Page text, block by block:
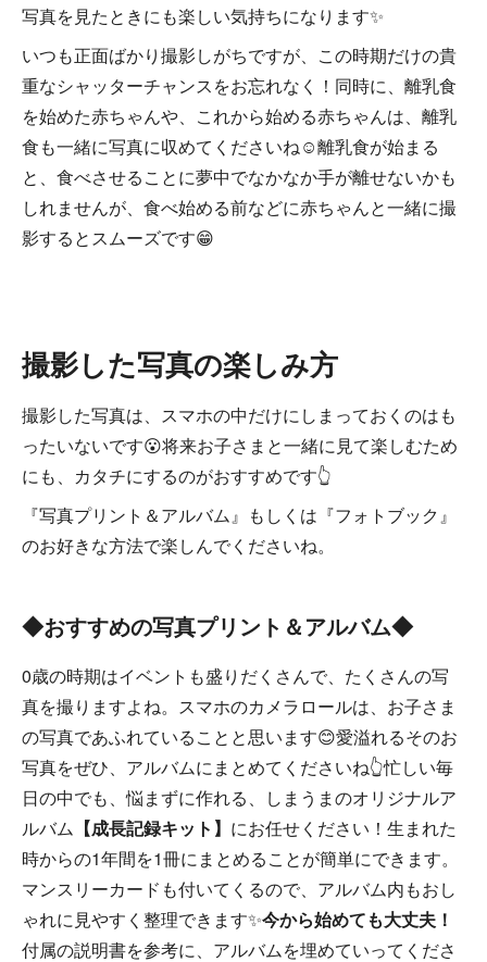
写真を見たときにも楽しい気持ちになります✨
いつも正面ばかり撮影しがちですが、この時期だけの貴
重なシャッターチャンスをお忘れなく！同時に、離乳食
を始めた赤ちゃんや、これから始める赤ちゃんは、離乳
食も一緒に写真に収めてくださいね☺離乳食が始まる
と、食べさせることに夢中でなかなか手が離せないかも
しれませんが、食べ始める前などに赤ちゃんと一緒に撮
影するとスムーズです😁
撮影した写真の楽しみ方
撮影した写真は、スマホの中だけにしまっておくのはも
ったいないです😮将来お子さまと一緒に見て楽しむため
にも、カタチにするのがおすすめです👆
『写真プリント＆アルバム』もしくは『フォトブック』
のお好きな方法で楽しんでくださいね。
◆おすすめの写真プリント＆アルバム◆
0歳の時期はイベントも盛りだくさんで、たくさんの写
真を撮りますよね。スマホのカメラロールは、お子さま
の写真であふれていることと思います😊愛溢れるそのお
写真をぜひ、アルバムにまとめてくださいね👆忙しい毎
日の中でも、悩まずに作れる、しまうまのオリジナルア
ルバム 【成長記録キット】 にお任せください！生まれた
時からの1年間を1冊にまとめることが簡単にできます。
マンスリーカードも付いてくるので、アルバム内もおし
ゃれに見やすく整理できます✨今から始めても大丈夫！
付属の説明書を参考に、アルバムを埋めていってくださ